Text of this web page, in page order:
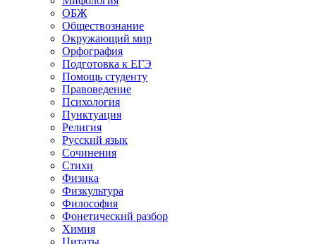
ОБЖ
Обществознание
Окружающий мир
Орфография
Подготовка к ЕГЭ
Помощь студенту
Правоведение
Психология
Пунктуация
Религия
Русский язык
Сочинения
Стихи
Физика
Физкультура
Философия
Фонетический разбор
Химия
Цитаты